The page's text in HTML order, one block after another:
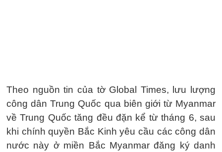
Theo nguồn tin của tờ Global Times, lưu lượng
công dân Trung Quốc qua biên giới từ Myanmar
về Trung Quốc tăng đều đặn kể từ tháng 6, sau
khi chính quyền Bắc Kinh yêu cầu các công dân
nước này ở miền Bắc Myanmar đăng ký danh